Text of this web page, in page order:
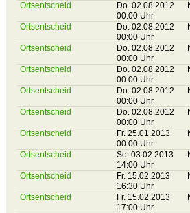
Ortsentscheid
Do. 02.08.2012
00:00 Uhr
Ortsentscheid
Do. 02.08.2012
00:00 Uhr
Ortsentscheid
Do. 02.08.2012
00:00 Uhr
Ortsentscheid
Do. 02.08.2012
00:00 Uhr
Ortsentscheid
Do. 02.08.2012
00:00 Uhr
Ortsentscheid
Do. 02.08.2012
00:00 Uhr
Ortsentscheid
Fr. 25.01.2013
00:00 Uhr
Ortsentscheid
So. 03.02.2013
14:00 Uhr
Ortsentscheid
Fr. 15.02.2013
16:30 Uhr
Ortsentscheid
Fr. 15.02.2013
17:00 Uhr